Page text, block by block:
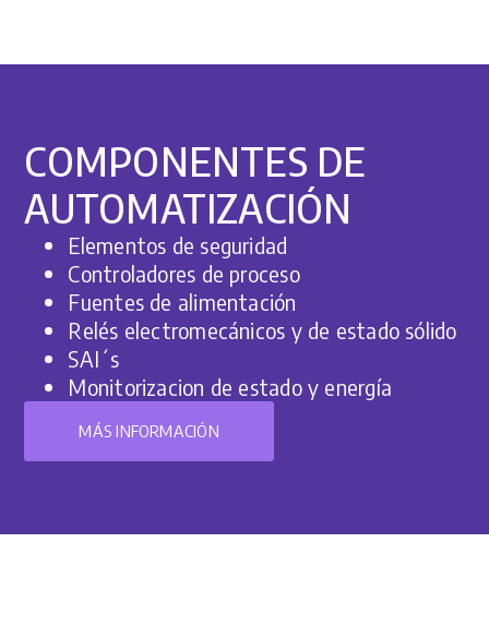
COMPONENTES DE
AUTOMATIZACIÓN
Elementos de seguridad
Controladores de proceso
Fuentes de alimentación
Relés electromecánicos y de estado sólido
SAI´s
Monitorizacion de estado y energía
MÁS INFORMACIÓN